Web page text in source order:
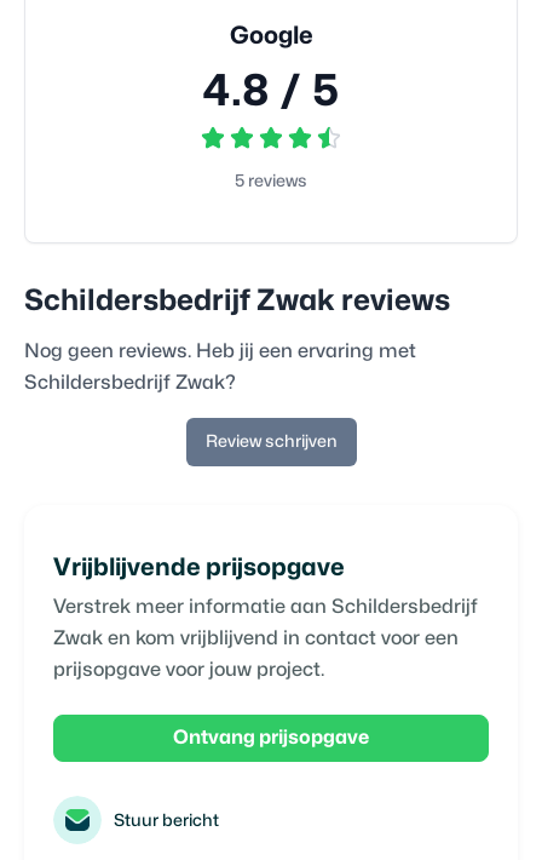
Google
4.8 / 5
5 reviews
Schildersbedrijf Zwak reviews
Nog geen reviews. Heb jij een ervaring met
Schildersbedrijf Zwak?
Review schrijven
Vrijblijvende prijsopgave
Verstrek meer informatie aan Schildersbedrijf
Zwak en kom vrijblijvend in contact voor een
prijsopgave voor jouw project.
Ontvang prijsopgave
Stuur bericht